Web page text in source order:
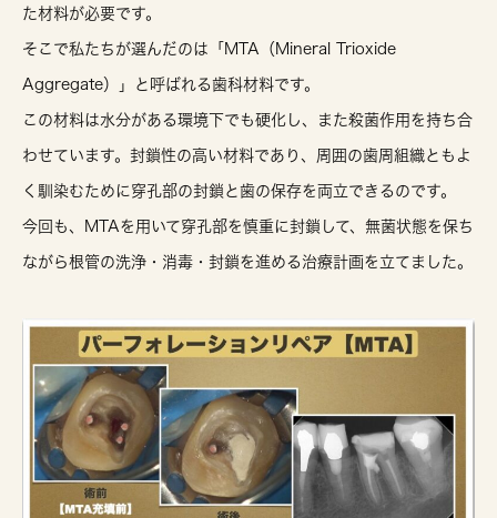
た材料が必要です。
そこで私たちが選んだのは「 MTA（Mineral Trioxide
Aggregate） 」と呼ばれる歯科材料です。
この材料は水分がある環境下でも硬化し、また殺菌作用を持ち合
わせています。封鎖性の高い材料であり、周囲の歯周組織ともよ
く馴染むために穿孔部の封鎖と歯の保存を両立できるのです。
今回も、MTAを用いて穿孔部を慎重に封鎖して、 無菌状態を保ち
ながら根管の洗浄・消毒・封鎖を進める治療計画を立てました。